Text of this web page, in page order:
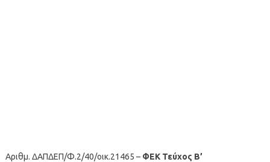
Αριθμ. ΔΑΠΔΕΠ/Φ.2/40/οικ.21465 – ΦΕΚ Τεύχος Β’